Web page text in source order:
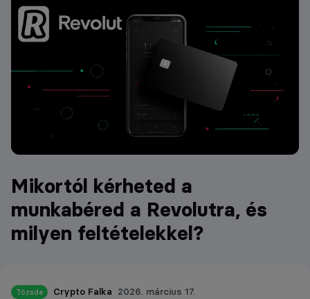
Mikortól kérheted a
munkabéred a Revolutra, és
milyen feltételekkel?
Tőzsde Crypto Falka 2026. március 17.